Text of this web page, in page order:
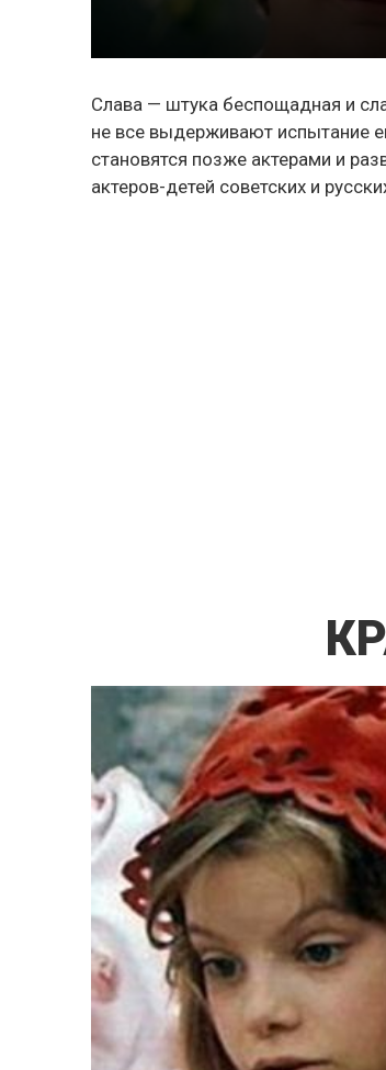
Слава — штука беспощадная и
не все выдерживают испытание
становятся позже актерами и
актеров-детей советских и